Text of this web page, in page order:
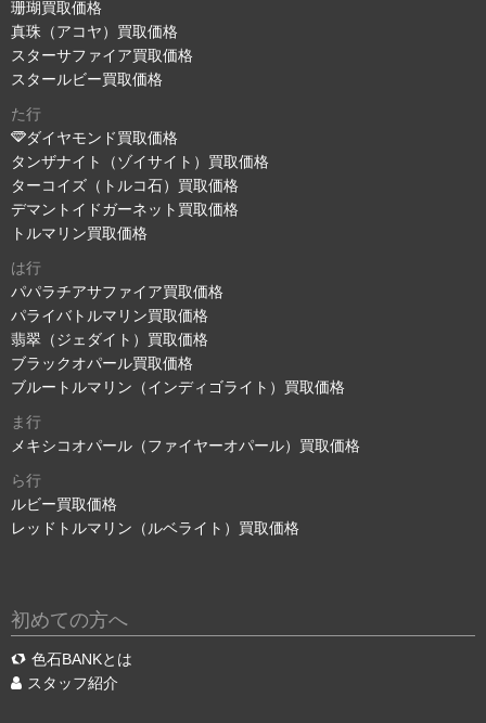
珊瑚買取価格
真珠（アコヤ）買取価格
スターサファイア買取価格
スタールビー買取価格
た行
ダイヤモンド買取価格
タンザナイト（ゾイサイト）買取価格
ターコイズ（トルコ石）買取価格
デマントイドガーネット買取価格
トルマリン買取価格
は行
パパラチアサファイア買取価格
パライバトルマリン買取価格
翡翠（ジェダイト）買取価格
ブラックオパール買取価格
ブルートルマリン（インディゴライト）買取価格
ま行
メキシコオパール（ファイヤーオパール）買取価格
ら行
ルビー買取価格
レッドトルマリン（ルベライト）買取価格
初めての方へ
色石BANKとは
スタッフ紹介